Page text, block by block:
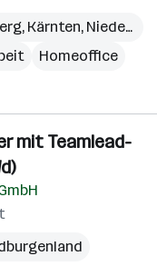
, Kärnten, Niederösterreich
Homeoffice
mit Teamlead-